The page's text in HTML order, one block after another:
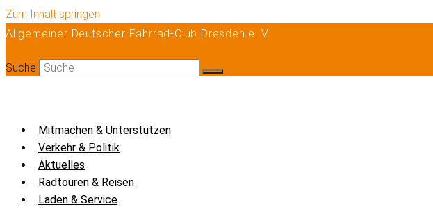
Zum Inhalt springen
Allgemeiner Deutscher Fahrrad-Club Dresden e. V.
Suche
Mitmachen & Unterstützen
Verkehr & Politik
Aktuelles
Radtouren & Reisen
Laden & Service